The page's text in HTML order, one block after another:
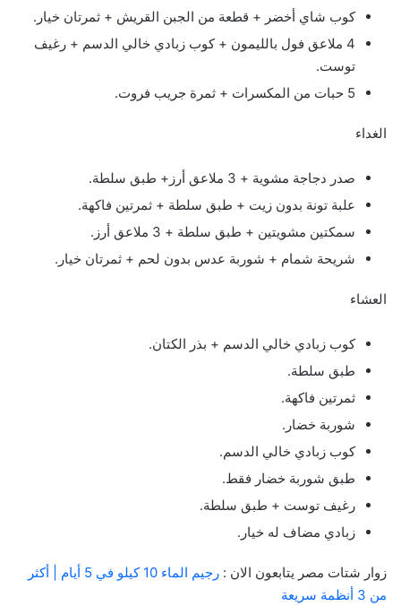
كوب شاي أخضر + قطعة من الجبن القريش + ثمرتان خيار.
4 ملاعق فول بالليمون + كوب زبادي خالي الدسم + رغيف
توست.
5 حبات من المكسرات + ثمرة جريب فروت.
الغداء
صدر دجاجة مشوية + 3 ملاعق أرز+ طبق سلطة.
علبة تونة بدون زيت + طبق سلطة + ثمرتين فاكهة.
سمكتين مشويتين + طبق سلطة + 3 ملاعق أرز.
شريحة شمام + شوربة عدس بدون لحم + ثمرتان خيار.
العشاء
كوب زبادي خالي الدسم + بذر الكتان.
طبق سلطة.
ثمرتين فاكهة.
شوربة خضار.
كوب زبادي خالي الدسم.
طبق شوربة خضار فقط.
رغيف توست + طبق سلطة.
زبادي مضاف له خيار.
زوار شتات مصر يتابعون الان :
رجيم الماء 10 كيلو في 5 أيام | أكثر
من 3 أنظمة سريعة